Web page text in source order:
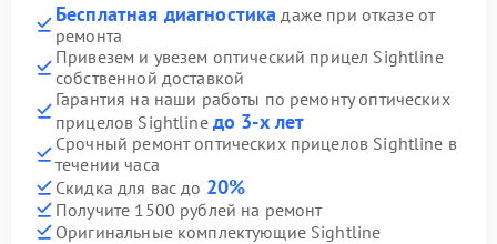
Бесплатная диагностика даже при отказе от
ремонта
Привезем и увезем оптический прицел Sightline
собственной доставкой
Гарантия на наши работы по ремонту оптических
прицелов Sightline до 3-х лет
Срочный ремонт оптических прицелов Sightline в
течении часа
Скидка для вас до 20%
Получите 1500 рублей на ремонт
Оригинальные комплектующие Sightline